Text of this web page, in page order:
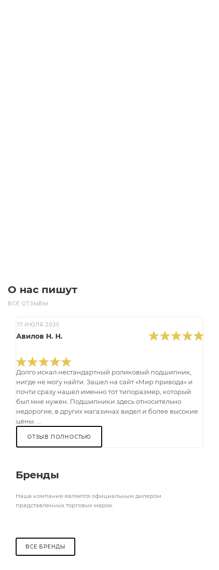
О нас пишут
ВСЕ ОТЗЫВЫ
17 ИЮЛЯ 2025
Авилов Н. Н.
Долго искал нестандартный роликовый подшипник,
нигде не могу найти. Зашел на сайт «Мир привода» и
почти сразу нашел именно тот типоразмер, который
был мне нужен. Подшипники здесь относительно
недорогие, в других магазинах видел и более высокие
цены. ...
ОТЗЫВ ПОЛНОСТЬЮ
Бренды
Наша компания является официальным дилером
представленных торговых марок.
ВСЕ БРЕНДЫ